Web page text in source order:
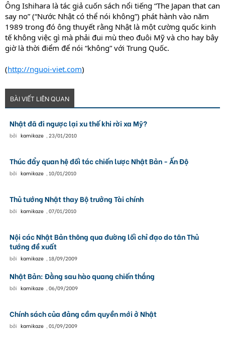
Ông Ishihara là tác giả cuốn sách nổi tiếng “The Japan that can
say no” (“Nước Nhật có thể nói không”) phát hành vào năm
1989 trong đó ông thuyết rằng Nhật là một cường quốc kinh
tế không việc gì mà phải đui mù theo đuôi Mỹ và cho hay bây
giờ là thời điểm để nói “không” với Trung Quốc.
(http://nguoi-viet.com)
BÀI VIẾT LIÊN QUAN
Nhật đã đi ngược lại xu thế khi rời xa Mỹ?
bởi kamikaze , 23/01/2010
Thúc đẩy quan hệ đối tác chiến lược Nhật Bản - Ấn Ðộ
bởi kamikaze , 10/01/2010
Thủ tướng Nhật thay Bộ trưởng Tài chính
bởi kamikaze , 07/01/2010
Nội các Nhật Bản thông qua đường lối chỉ đạo do tân Thủ
tướng đề xuất
bởi kamikaze , 18/09/2009
Nhật Bản: Đằng sau hào quang chiến thắng
bởi kamikaze , 06/09/2009
Chính sách của đảng cầm quyền mới ở Nhật
bởi kamikaze , 01/09/2009